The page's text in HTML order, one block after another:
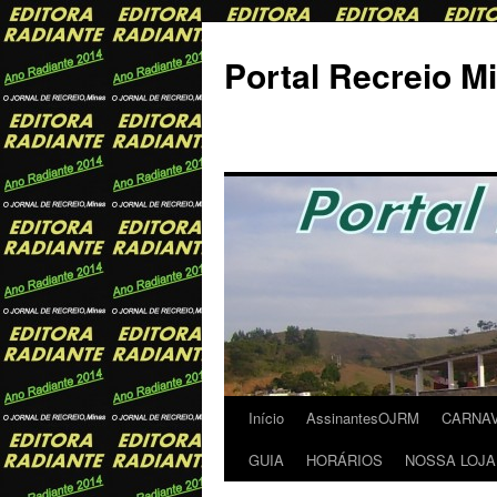
Portal Recreio
Pular
para
Início AssinantesOJRM
GUIA
HORÁRIOS NOSSA LOJA